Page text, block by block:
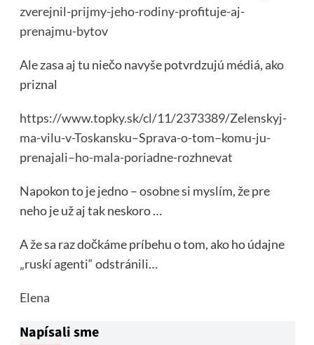
zverejnil-prijmy-jeho-rodiny-profituje-aj-
prenajmu-bytov
Ale zasa aj tu niečo navyše potvrdzujú médiá, ako
priznal
https://www.topky.sk/cl/11/2373389/Zelenskyj-
ma-vilu-v-Toskansku–Sprava-o-tom–komu-ju-
prenajali–ho-mala-poriadne-rozhnevat
Napokon to je jedno – osobne si myslím, že pre
neho je už aj tak neskoro …
A že sa raz dočkáme príbehu o tom, ako ho údajne
„ruskí agenti“ odstránili…
Elena
Napísali sme